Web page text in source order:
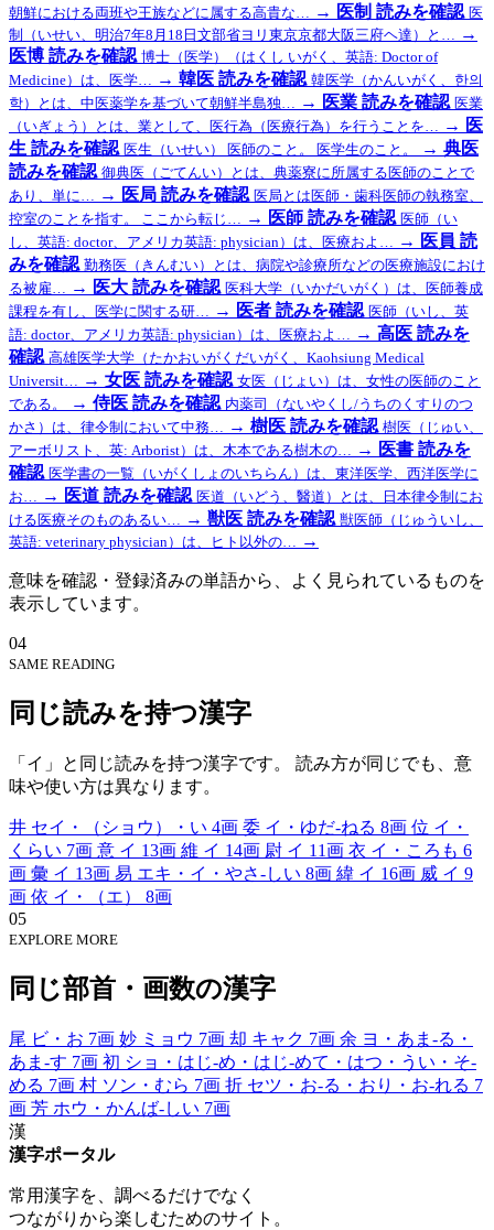
朝鮮における両班や王族などに属する高貴な… → 医制 読みを確認 医
制（いせい、明治7年8月18日文部省ヨリ東京京都大阪三府ヘ達）と… →
医博 読みを確認 博士（医学）（はくし いがく、英語: Doctor of
Medicine）は、医学… → 韓医 読みを確認 韓医学（かんいがく、한의
학）とは、中医薬学を基づいて朝鮮半島独… → 医業 読みを確認 医業
（いぎょう）とは、業として、医行為（医療行為）を行うことを… → 医
生 読みを確認 医生（いせい） 医師のこと。 医学生のこと。 → 典医
読みを確認 御典医（ごてんい）とは、典薬寮に所属する医師のことで
あり、単に… → 医局 読みを確認 医局とは医師・歯科医師の執務室、
控室のことを指す。 ここから転じ… → 医師 読みを確認 医師（い
し、英語: doctor、アメリカ英語: physician）は、医療およ… → 医員 読
みを確認 勤務医（きんむい）とは、病院や診療所などの医療施設におけ
る被雇… → 医大 読みを確認 医科大学（いかだいがく）は、医師養成
課程を有し、医学に関する研… → 医者 読みを確認 医師（いし、英
語: doctor、アメリカ英語: physician）は、医療およ… → 高医 読みを
確認 高雄医学大学（たかおいがくだいがく、Kaohsiung Medical
Universit… → 女医 読みを確認 女医（じょい）は、女性の医師のこと
である。
→ 侍医 読みを確認 内薬司（ないやくし/うちのくすりのつ
かさ）は、律令制において中務… → 樹医 読みを確認 樹医（じゅい、
アーボリスト、英: Arborist）は、木本である樹木の… → 医書 読みを
確認 医学書の一覧（いがくしょのいちらん）は、東洋医学、西洋医学に
お… → 医道 読みを確認 医道（いどう、醫道）とは、日本律令制にお
ける医療そのものあるい… → 獣医 読みを確認 獣医師（じゅういし、
英語: veterinary physician）は、ヒト以外の… →
意味を確認・登録済みの単語から、よく見られているものを
表示しています。
04
SAME READING
同じ読みを持つ漢字
「イ」と同じ読みを持つ漢字です。 読み方が同じでも、意
味や使い方は異なります。
井 セイ・（ショウ）・い 4画 委 イ・ゆだ-ねる 8画 位 イ・
くらい 7画 意 イ 13画 維 イ 14画 尉 イ 11画 衣 イ・ころも 6
画 彙 イ 13画 易 エキ・イ・やさ-しい 8画 緯 イ 16画 威 イ 9
画 依 イ・（エ）
8画
05
EXPLORE MORE
同じ部首・画数の漢字
尾 ビ・お 7画 妙 ミョウ 7画 却 キャク 7画 余 ヨ・あま-る・
あま-す 7画 初 ショ・はじ-め・はじ-めて・はつ・うい・そ-
める 7画 村 ソン・むら 7画 折 セツ・お-る・おり・お-れる 7
画 芳 ホウ・かんば-しい 7画
漢
漢字ポータル
常用漢字を、調べるだけでなく
つながりから楽しむためのサイト。